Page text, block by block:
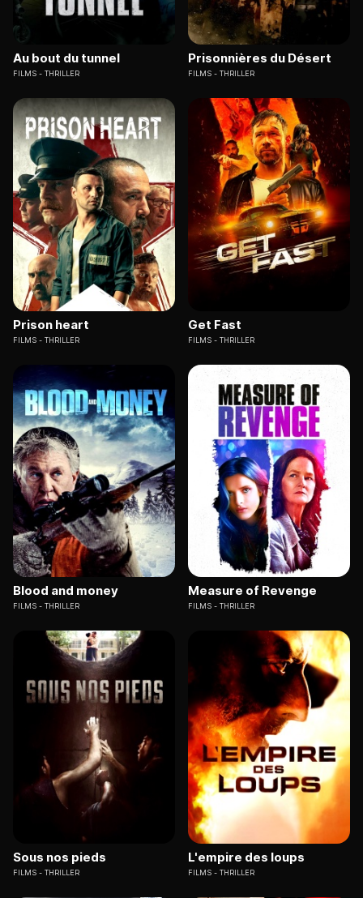
Au bout du tunnel
FILMS THRILLER
Prisonnières du Désert
FILMS THRILLER
Prison heart
FILMS THRILLER
Get Fast
FILMS THRILLER
Blood and money
FILMS THRILLER
Measure of Revenge
FILMS THRILLER
Sous nos pieds
FILMS THRILLER
L'empire des loups
FILMS THRILLER